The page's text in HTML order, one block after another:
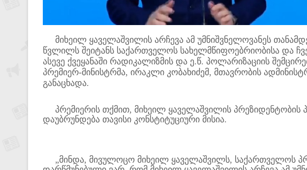
მიხეილ ყაველაშვილის არჩევა ამ უმნიშვნელოვანეს
წვლილს შეიტანს საქართველოს სახელმწიფოებრიობისა და
ასევე ქვეყანაში რადიკალიზმის და ე.წ. პოლარიზაციის
პრემიერ-მინისტრმა, ირაკლი კობახიძემ, მთავრობის
განაცხადა.
პრემიერის თქმით, მიხეილ ყაველაშვილის პრეზიდენტობის
დაუბრუნდება თავისი კონსტიტუციური მისია.
„მინდა, მივულოცო მიხეილ ყაველაშვილს, საქართველოს